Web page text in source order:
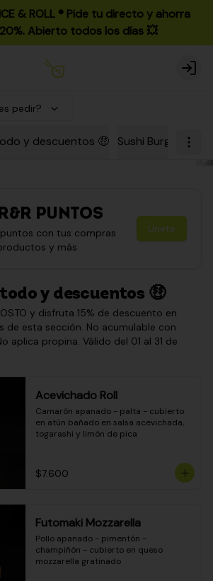
& ROLL ®️ Pide tu directo y ahorra
Abierto todos los días 💥
Login
pedir?
y descuentos 🤑 Sushi Burgers
PUNTOS
con tus compras
y más
Únete
y descuentos 🤑
y disfruta 15% de descuento en
esta sección. No acumulable con
aplica propina. Válido del 01 al 31 de
Acevichado Roll
Camarón apanado - palta - cubierto
en atún bañado en salsa acevichada,
togarashi y limón de pica
$7.600
Futomaki Mozzarella
Pollo apanado - pimentón -
champiñón - cubierto en queso
mozzarella gratinado